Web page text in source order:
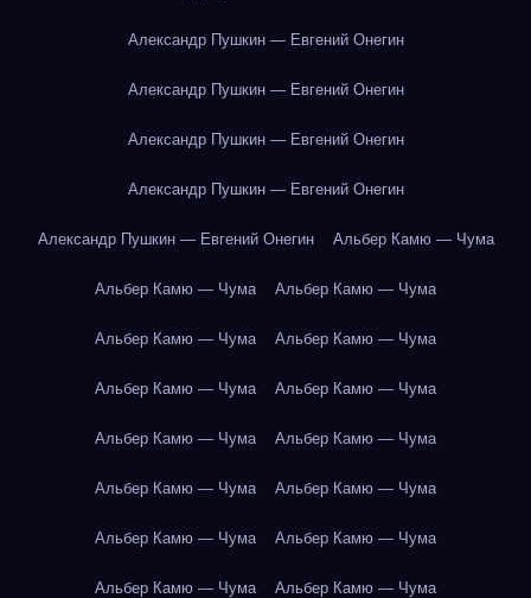
Александр Пушкин — Евгений Онегин
Александр Пушкин — Евгений Онегин
Александр Пушкин — Евгений Онегин
Александр Пушкин — Евгений Онегин
Александр Пушкин — Евгений Онегин Альбер Камю — Чума
Альбер Камю — Чума Альбер Камю — Чума
Альбер Камю — Чума Альбер Камю — Чума
Альбер Камю — Чума Альбер Камю — Чума
Альбер Камю — Чума Альбер Камю — Чума
Альбер Камю — Чума Альбер Камю — Чума
Альбер Камю — Чума Альбер Камю — Чума
Альбер Камю — Чума Альбер Камю — Чума